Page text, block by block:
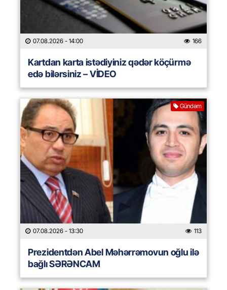
07.08.2026 - 14:00 166
Kartdan karta istədiyiniz qədər köçürmə
edə bilərsiniz – VİDEO
Gündəm
07.08.2026 - 13:30 113
Prezidentdən Abel Məhərrəmovun oğlu ilə
bağlı SƏRƏNCAM